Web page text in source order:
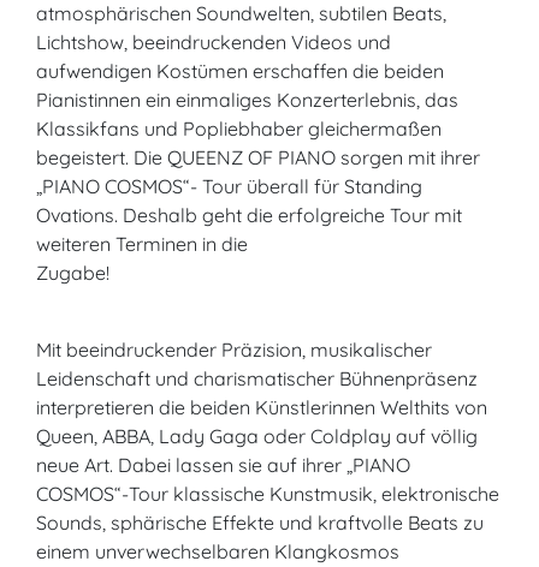
atmosphärischen Soundwelten, subtilen Beats,
Lichtshow, beeindruckenden Videos und
aufwendigen Kostümen erschaffen die beiden
Pianistinnen ein einmaliges Konzerterlebnis, das
Klassikfans und Popliebhaber gleichermaßen
begeistert. Die QUEENZ OF PIANO sorgen mit ihrer
„PIANO COSMOS“- Tour überall für Standing
Ovations. Deshalb geht die erfolgreiche Tour mit
weiteren Terminen in die
Zugabe!
Mit beeindruckender Präzision, musikalischer
Leidenschaft und charismatischer Bühnenpräsenz
interpretieren die beiden Künstlerinnen Welthits von
Queen, ABBA, Lady Gaga oder Coldplay auf völlig
neue Art. Dabei lassen sie auf ihrer „PIANO
COSMOS“-Tour klassische Kunstmusik, elektronische
Sounds, sphärische Effekte und kraftvolle Beats zu
einem unverwechselbaren Klangkosmos